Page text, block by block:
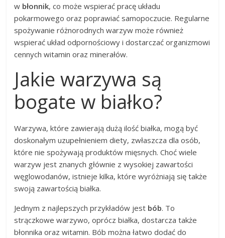
w błonnik, co może wspierać pracę układu
pokarmowego oraz poprawiać samopoczucie. Regularne
spożywanie różnorodnych warzyw może również
wspierać układ odpornościowy i dostarczać organizmowi
cennych witamin oraz minerałów.
Jakie warzywa są
bogate w białko?
Warzywa, które zawierają dużą ilość białka, mogą być
doskonałym uzupełnieniem diety, zwłaszcza dla osób,
które nie spożywają produktów mięsnych. Choć wiele
warzyw jest znanych głównie z wysokiej zawartości
węglowodanów, istnieje kilka, które wyróżniają się także
swoją zawartością białka.
Jednym z najlepszych przykładów jest bób. To
strączkowe warzywo, oprócz białka, dostarcza także
błonnika oraz witamin. Bób można łatwo dodać do